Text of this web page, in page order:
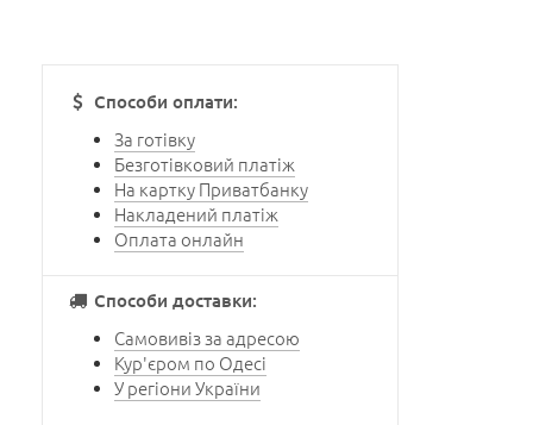
Способи оплати:
За готівку
Безготівковий платіж
На картку Приватбанку
Накладений платіж
Оплата онлайн
Способи доставки:
Самовивіз за адресою
Кур'єром по Одесі
У регіони України